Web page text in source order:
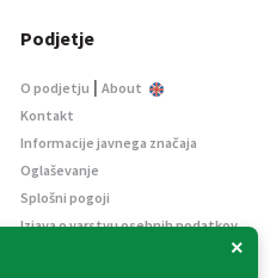
×
Podjetje
O podjetju | About
Kontakt
Informacije javnega značaja
Oglaševanje
Splošni pogoji
Izjava o varstvu osebnih podatkov